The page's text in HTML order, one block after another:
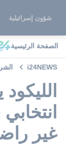
شؤون إسرائيلية
الصفحة الرئيسية
i24NEWS
غير